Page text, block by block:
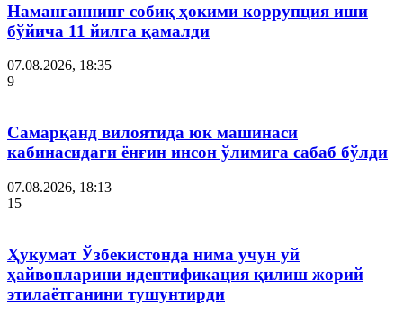
Наманганнинг собиқ ҳокими коррупция иши
бўйича 11 йилга қамалди
07.08.2026, 18:35
9
Самарқанд вилоятида юк машинаси
кабинасидаги ёнғин инсон ўлимига сабаб бўлди
07.08.2026, 18:13
15
Ҳукумат Ўзбекистонда нима учун уй
ҳайвонларини идентификация қилиш жорий
этилаётганини тушунтирди